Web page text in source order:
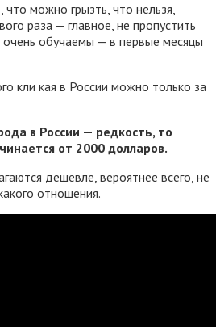
можно грызть, что нельзя,
раза — главное, не пропустить
очень обучаемы — в первые месяцы
кли кая в России можно только за
в России — редкость, то
от 2000 долларов.
дешевле, вероятнее всего, не
отношения.